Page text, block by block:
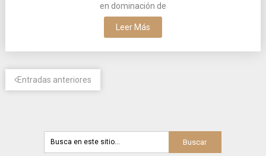
en dominación de
Leer Más
Entradas anteriores